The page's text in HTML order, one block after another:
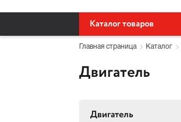
Каталог товаров
Главная страница Каталог
Двигатель
Двигатель